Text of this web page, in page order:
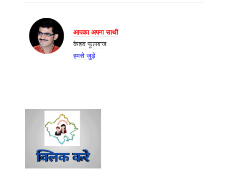
आपका अपना साथी
केशव फूलबाज
हमसे जुड़े